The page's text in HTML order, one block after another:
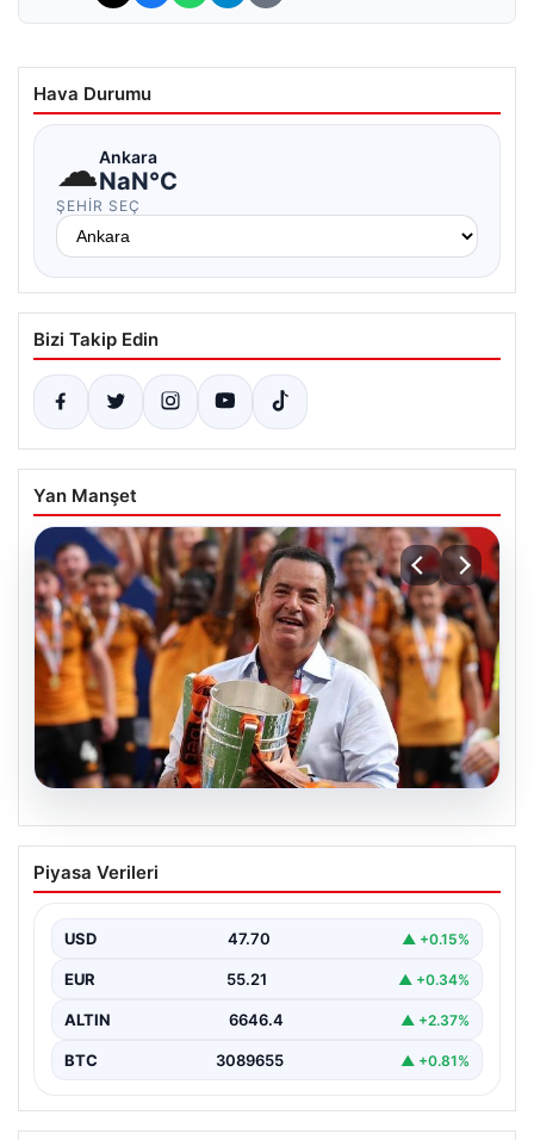
Hava Durumu
☁Ankara
NaN°C
ŞEHIR SEÇ
Bizi Takip Edin
Yan Manşet
07.08.2026
Acun Ilıcalı’dan bir transfer daha! Jens
Hjertø-Dahl Hull City’de
Piyasa Verileri
USD 47.70 ▲ +0.15%
EUR 55.21 ▲ +0.34%
ALTIN 6646.4 ▲ +2.37%
BTC 3089655 ▲ +0.81%